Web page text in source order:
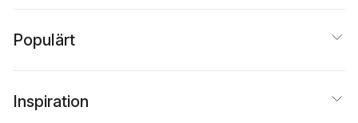
Populärt
Inspiration